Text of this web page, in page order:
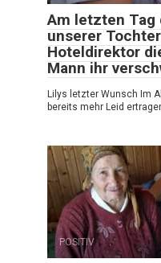
Am letzten Tag
unserer
Hoteldirektor
Mann ihr
Lilys letzter Wunsch Im
bereits mehr Leid
POSITIV